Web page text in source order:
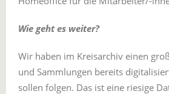
Wie geht es weiter?
Wir haben im Kreisarchiv einen
und Sammlungen bereits
sollen folgen. Das ist eine riesige